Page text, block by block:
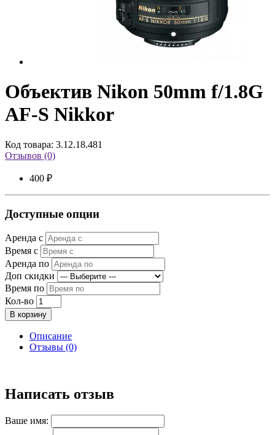
Объектив Nikon 50mm f/1.8G
AF-S Nikkor
Код товара: 3.12.18.481
Отзывов (0)
400 ₽
Доступные опции
Аренда с
Время с
Аренда по
Доп скидки
Время по
Кол-во
В корзину
Описание
Отзывы (0)
Написать отзыв
Ваше имя: